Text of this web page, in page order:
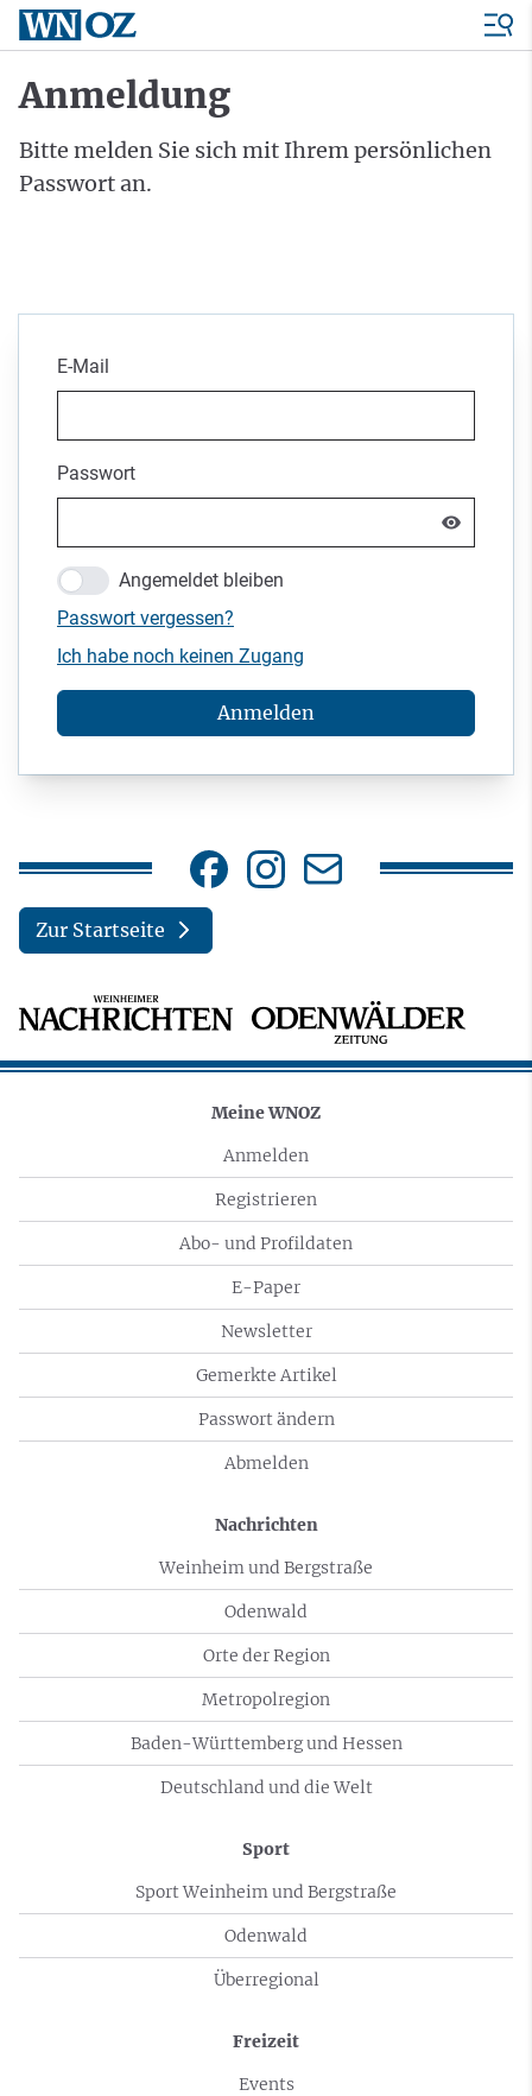
Anmeldung
Bitte melden Sie sich mit Ihrem persönlichen
Passwort an.
E-Mail
Passwort
Angemeldet bleiben
Passwort vergessen?
Ich habe noch keinen Zugang
Anmelden
Zur Startseite
Meine WNOZ
Anmelden
Registrieren
Abo- und Profildaten
E-Paper
Newsletter
Gemerkte Artikel
Passwort ändern
Abmelden
Nachrichten
Weinheim und Bergstraße
Odenwald
Orte der Region
Metropolregion
Baden-Württemberg und Hessen
Deutschland und die Welt
Sport
Sport Weinheim und Bergstraße
Odenwald
Überregional
Freizeit
Events